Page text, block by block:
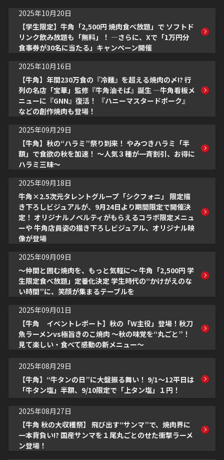
2025年10月20日
【学生限定】牛角「2,500円 焼肉食べ放題」で ソフトド
リンク飲み放題も「無料」！ ―さらに、Xで「1万円分
食事券が30名に当たる」キャンペーン開催
2025年10月16日
【牛角】年間230万食の『冷麺』を超える焼肉の〆!? 行
列の名店「宝華」監修『牛角油そば』誕生 ―牛角看板メ
ニューに『GNN』復活！ 『ハニーマスタードポーク』
などの創作焼肉も登場！
2025年09月29日
【牛角】秋の“ハラミ”祭り到来！ やみつきハラミ「半
額」で食欲の秋を加速！ ～人気３種が一斉割引、お得に
ハラミ三昧～
2025年09月18日
牛角×2.5次元タレントグループ「シクフォニ」 限定描
き下ろしビジュアルが、9月24日より期間限定で開催決
定！ オリジナルノベルティがもらえるコラボ限定メニュ
ーや 牛角店員姿の描き下ろしビジュアル、オリジナル映
像が登場
2025年09月09日
～仲間と囲む焼肉を、もっと気軽に～ 牛角「2,500円 学
生限定食べ放題」定番化決定 学生時代の“かけがえのな
い時間”に、笑顔が集まるテーブルを
2025年09月01日
【牛角 イベントレポート】秋の「W主役」登場！秋刀
魚ラーメンvs極旨きのこ焼肉 〜秋の味覚を“丸ごと”！
見て楽しい・食べて感動の新メニュー〜
2025年08月29日
【牛角】“牛タンの日”に大盤振る舞い！ 9/1～12平日は
「牛タン塩」半額、9/10限定で「上タン塩」１円！
2025年08月27日
【牛角 秋の大収穫祭】 飛び出す“サンマ”で、焼肉界に
一本背負い!? 国産サンマを１尾丸ごとのせた衝撃ラーメ
ン登場！